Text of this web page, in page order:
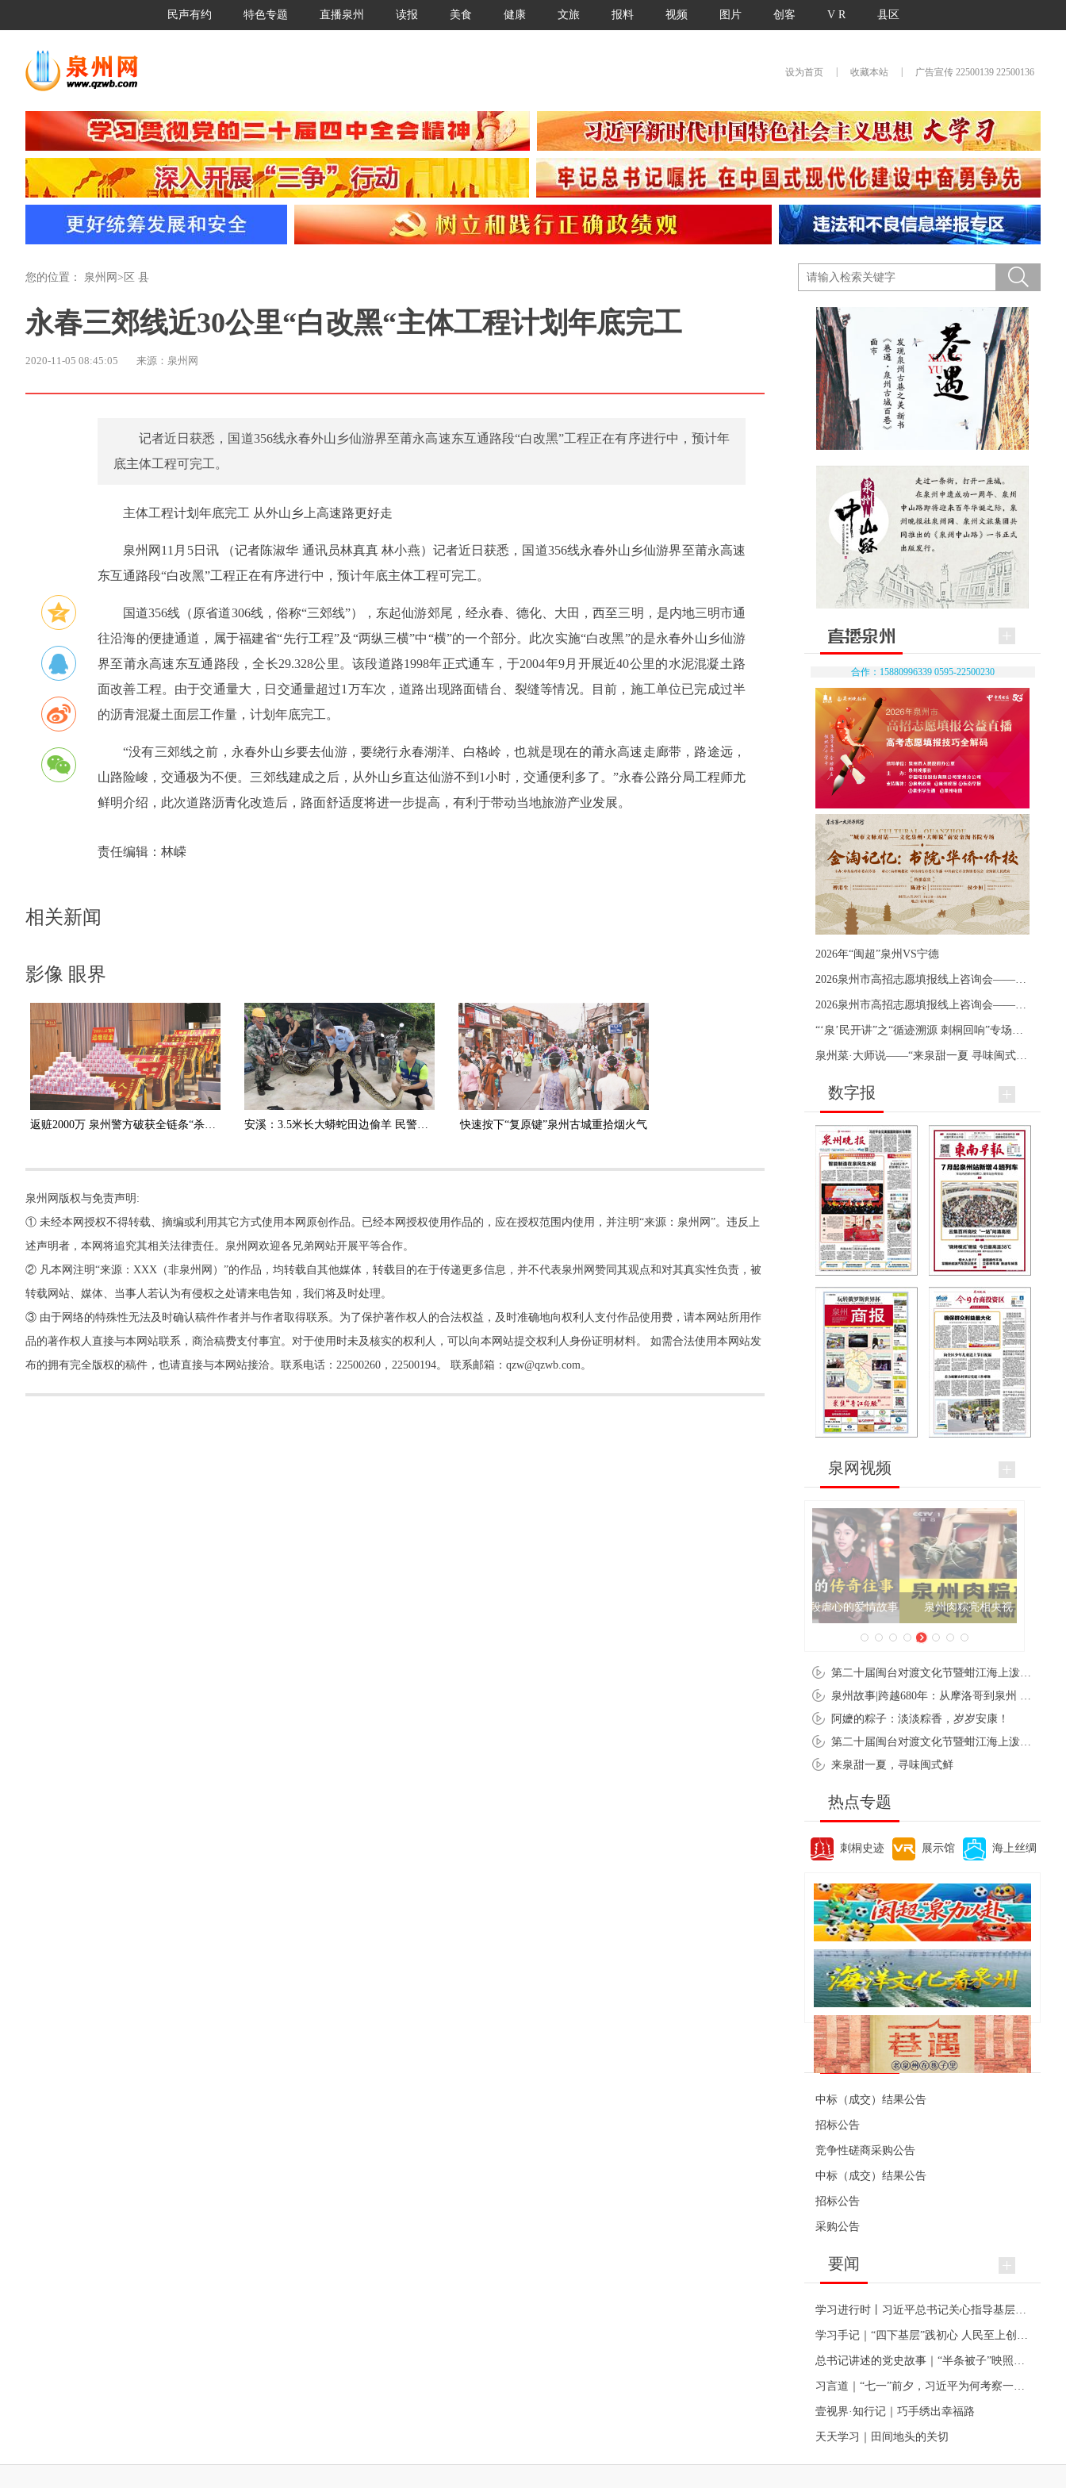
民声有约 特色专题 直播泉州 读报 美食 健康 文旅 报料 视频 图片 创客 V R 县区
设为首页 收藏本站 广告宣传 22500139 22500136
您的位置： 泉州网 > 区 县
永春三郊线近30公里“白改黑“主体工程计划年底完工
2020-11-05 08:45:05 来源：泉州网
记者近日获悉，国道356线永春外山乡仙游界至莆永高速东互通路段“白改黑”工程正在有序进行中，预计年
底主体工程可完工。
主体工程计划年底完工 从外山乡上高速路更好走
泉州网11月5日讯 （记者陈淑华 通讯员林真真 林小燕）记者近日获悉，国道356线永春外山乡仙游界至莆永高速
东互通路段“白改黑”工程正在有序进行中，预计年底主体工程可完工。
国道356线（原省道306线，俗称“三郊线”），东起仙游郊尾，经永春、德化、大田，西至三明，是内地三明市通
往沿海的便捷通道，属于福建省“先行工程”及“两纵三横”中“横”的一个部分。此次实施“白改黑”的是永春外山乡仙游
界至莆永高速东互通路段，全长29.328公里。该段道路1998年正式通车，于2004年9月开展近40公里的水泥混凝土路
面改善工程。由于交通量大，日交通量超过1万车次，道路出现路面错台、裂缝等情况。目前，施工单位已完成过半
的沥青混凝土面层工作量，计划年底完工。
“没有三郊线之前，永春外山乡要去仙游，要绕行永春湖洋、白格岭，也就是现在的莆永高速走廊带，路途远，
山路险峻，交通极为不便。三郊线建成之后，从外山乡直达仙游不到1小时，交通便利多了。”永春公路分局工程师尤
鲜明介绍，此次道路沥青化改造后，路面舒适度将进一步提高，有利于带动当地旅游产业发展。
责任编辑： 林嵘
相关新闻
影像 眼界
返赃2000万 泉州警方破获全链条“杀猪盘”诈骗团伙 安溪：3.5米长大蟒蛇田边偷羊 民警擒获放生 快速按下“复原键”泉州古城重拾烟火气
泉州网版权与免责声明:
① 未经本网授权不得转载、摘编或利用其它方式使用本网原创作品。已经本网授权使用作品的，应在授权范围内使用，并注明“来源：泉州网”。违反上
述声明者，本网将追究其相关法律责任。泉州网欢迎各兄弟网站开展平等合作。
② 凡本网注明“来源：XXX（非泉州网）”的作品，均转载自其他媒体，转载目的在于传递更多信息，并不代表泉州网赞同其观点和对其真实性负责，被
转载网站、媒体、当事人若认为有侵权之处请来电告知，我们将及时处理。
③ 由于网络的特殊性无法及时确认稿件作者并与作者取得联系。为了保护著作权人的合法权益，及时准确地向权利人支付作品使用费，请本网站所用作
品的著作权人直接与本网站联系，商洽稿费支付事宜。对于使用时未及核实的权利人，可以向本网站提交权利人身份证明材料。 如需合法使用本网站发
布的拥有完全版权的稿件，也请直接与本网站接洽。联系电话：22500260，22500194。 联系邮箱：qzw@qzwb.com。
合作：15880996339 0595-22500230
2026年“闽超”泉州VS宁德
数字报
泉网视频
泉州肉粽亮相央视《新闻联播》
阿嬷的粽子：淡淡粽香，岁岁安康！
来泉甜一夏，寻味闽式鲜
热点专题
刺桐史迹 展示馆 海上丝绸
便民资讯
中标（成交）结果公告
招标公告
竞争性磋商采购公告
中标（成交）结果公告
招标公告
采购公告
要闻
壹视界·知行记｜巧手绣出幸福路
天天学习｜田间地头的关切